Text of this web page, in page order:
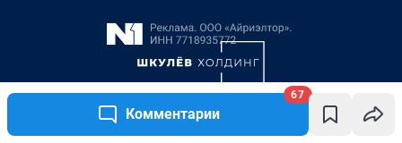
Комментарии
67
© ООО «Интернет Технологии»